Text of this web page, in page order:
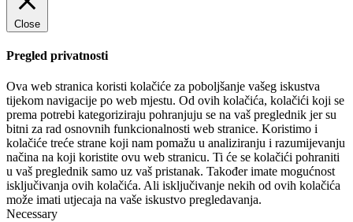
Close
Pregled privatnosti
Ova web stranica koristi kolačiće za poboljšanje vašeg iskustva
tijekom navigacije po web mjestu. Od ovih kolačića, kolačići koji se
prema potrebi kategoriziraju pohranjuju se na vaš preglednik jer su
bitni za rad osnovnih funkcionalnosti web stranice. Koristimo i
kolačiće treće strane koji nam pomažu u analiziranju i razumijevanju
načina na koji koristite ovu web stranicu. Ti će se kolačići pohraniti
u vaš preglednik samo uz vaš pristanak. Također imate mogućnost
isključivanja ovih kolačića. Ali isključivanje nekih od ovih kolačića
može imati utjecaja na vaše iskustvo pregledavanja.
Necessary